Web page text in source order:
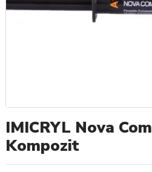
IMICRYL Nova
Kompozit